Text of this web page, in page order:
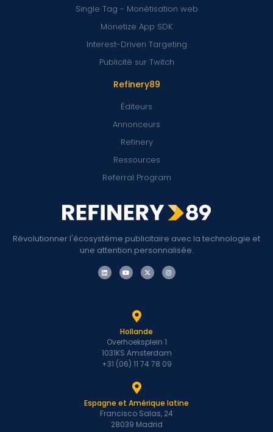
Révolutionner l'écosystème publicitaire avec la technologie et
une attention personnalisée.
Refinery89
Éditeurs
Annonceurs
Refinery
Ressources
Referral Program
Single Tag - Monétisation web
Monetize App SDK
Interest-Driven Targeting
Publicité sur Twitch
Hollande
Overhoeksplein 1
1031KS Amsterdam
+31 (06) 11 74 78 09
Espagne et Amérique latine
Francisco Salas, 24
28039 Madrid